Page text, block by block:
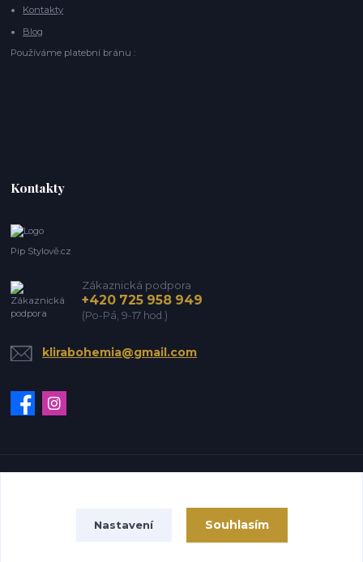
Kontakty
Blog
Používáme platební bránu :
Kontakty
Pip Stylově.cz
Zákaznická podpora
+420 725 958 949
(Po-Pá, 9-17 hod.)
klirabohemia@gmail.com
Nastavení Souhlasím